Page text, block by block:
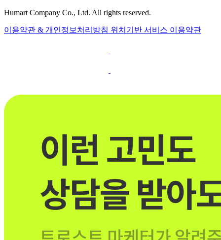
Humart Company Co., Ltd. All rights reserved.
이용약관 & 개인정보처리방침 위치기반 서비스 이용약관